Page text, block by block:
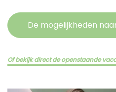
De mogelijkheden
Of bekijk direct de openstaande